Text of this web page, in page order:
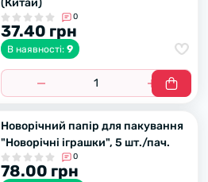
(Китай)
0
37.40 грн
В наявності: 9
Новорічний папір для пакування
"Новорічні іграшки", 5 шт./пач.
0
78.00 грн